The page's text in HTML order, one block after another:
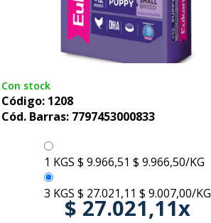
Con stock
Código: 1208
Cód. Barras: 7797453000833
1 KGS $ 9.966,51 $ 9.966,50/KG
3 KGS $ 27.021,11 $ 9.007,00/KG
$ 27.021,11x